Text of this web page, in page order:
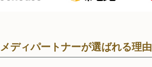
メディパートナーが選ばれる理由